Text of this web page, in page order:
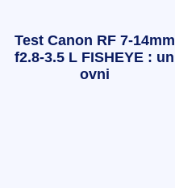
Test Canon RF 7-14mm
f2.8-3.5 L FISHEYE : un
ovni